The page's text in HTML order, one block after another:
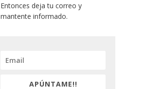
Entonces deja tu correo y
mantente informado.
APÚNTAME!!